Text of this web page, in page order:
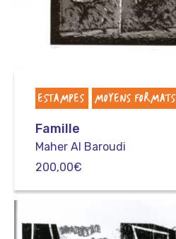
ESTAMPES MOYENS FORMATS
Famille
Maher Al Baroudi
200,00€